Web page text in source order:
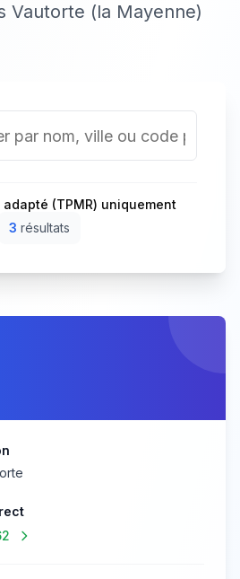
Vautorte (la Mayenne)
(TPMR) uniquement
3 résultats